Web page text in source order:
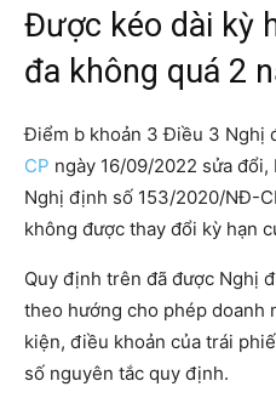
Được kéo dài kỳ
đa không quá 2
Điểm b khoản 3 Điều 3 Nghị
CP ngày 16/09/2022 sửa
Nghị định số 153/2020/NĐ-
không được thay đổi kỳ hạn
Quy định trên đã được Nghị
theo hướng cho phép doanh
kiện, điều khoản của trái
số nguyên tắc quy định.